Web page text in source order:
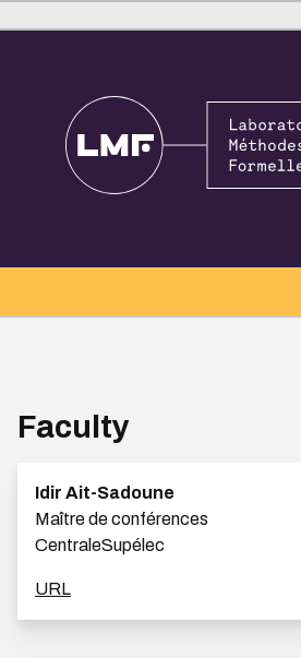
Faculty
Idir Ait-Sadoune
Maître de conférences
CentraleSupélec
URL